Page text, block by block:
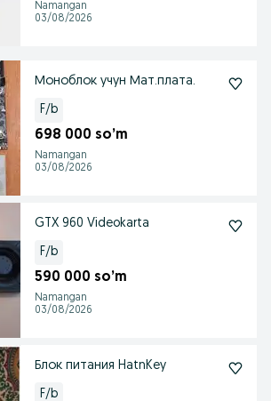
Namangan
03/08/2026
Моноблок учун Мат.плата.
F/b
698 000 so’m
Namangan
03/08/2026
GTX 960 Videokarta
F/b
590 000 so’m
Namangan
03/08/2026
Блок питания HatnKey
F/b